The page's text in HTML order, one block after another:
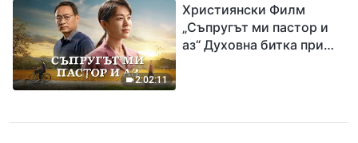
Исус
2:02:11
Християнски Филм
„Съпругът ми пастор и
аз“ Духовна битка при